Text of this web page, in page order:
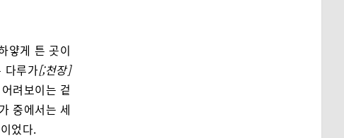
얗게 튼 곳이
다루가[;천장]
려보이는 겉
중에서는 세
었다.